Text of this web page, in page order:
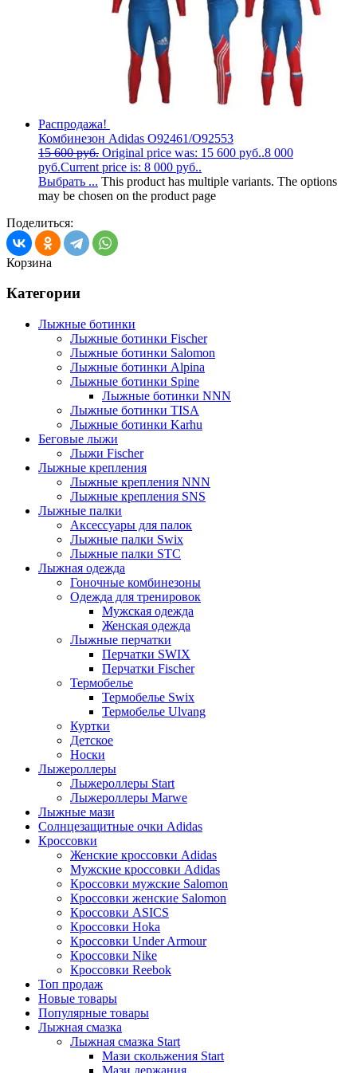
Распродажа!
Комбинезон Adidas O92461/O92553
15 600руб. Original price was: 15 600 руб..8 000
руб.Current price is: 8 000 руб..
Выбрать ... This product has multiple variants. The options
may be chosen on the product page
Поделиться:
Корзина
Категории
Лыжные ботинки
Лыжные ботинки Fischer
Лыжные ботинки Salomon
Лыжные ботинки Alpina
Лыжные ботинки Spine
Лыжные ботинки NNN
Лыжные ботинки TISA
Лыжные ботинки Karhu
Беговые лыжи
Лыжи Fischer
Лыжные крепления
Лыжные крепления NNN
Лыжные крепления SNS
Лыжные палки
Аксессуары для палок
Лыжные палки Swix
Лыжные палки STC
Лыжная одежда
Гоночные комбинезоны
Одежда для тренировок
Мужская одежда
Женская одежда
Лыжные перчатки
Перчатки SWIX
Перчатки Fischer
Термобелье
Термобелье Swix
Термобелье Ulvang
Куртки
Детское
Носки
Лыжероллеры
Лыжероллеры Start
Лыжероллеры Marwe
Лыжные мази
Солнцезащитные очки Adidas
Кроссовки
Женские кроссовки Adidas
Мужские кроссовки Adidas
Кроссовки мужские Salomon
Кроссовки женские Salomon
Кроссовки ASICS
Кроссовки Hoka
Кроссовки Under Armour
Кроссовки Nike
Кроссовки Reebok
Топ продаж
Новые товары
Популярные товары
Лыжная смазка
Лыжная смазка Start
Мази скольжения Start
Мази держания